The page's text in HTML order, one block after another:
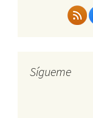
Sígueme